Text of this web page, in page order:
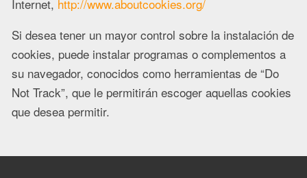
Internet, http://www.aboutcookies.org/
Si desea tener un mayor control sobre la instalación de
cookies, puede instalar programas o complementos a
su navegador, conocidos como herramientas de “Do
Not Track”, que le permitirán escoger aquellas cookies
que desea permitir.